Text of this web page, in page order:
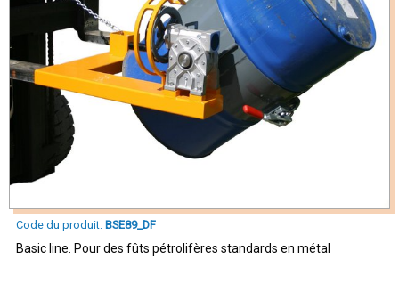
Code du produit: BSE89_DF
Basic line. Pour des fûts pétrolifères standards en métal